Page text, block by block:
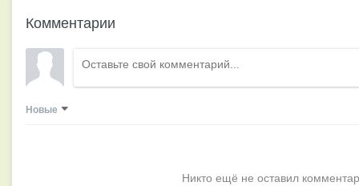
Комментарии
Новые
Никто ещё не оставил